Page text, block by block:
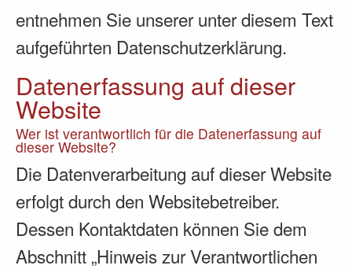
entnehmen Sie unserer unter diesem Text
aufgeführten Datenschutzerklärung.
Datenerfassung auf dieser
Website
Wer ist verantwortlich für die Datenerfassung auf
dieser Website?
Die Datenverarbeitung auf dieser Website
erfolgt durch den Websitebetreiber.
Dessen Kontaktdaten können Sie dem
Abschnitt „Hinweis zur Verantwortlichen